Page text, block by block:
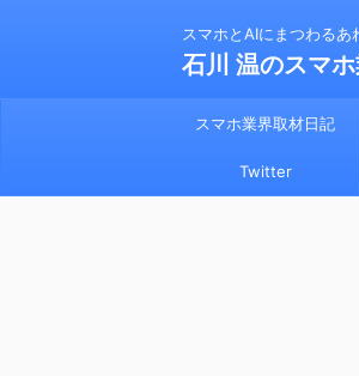
スマホとAIにまつわるあ
石川 温のスマ
スマホ業界取材日記
Twitter